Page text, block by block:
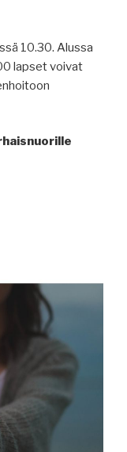
10.30. Alussa
lapset voivat